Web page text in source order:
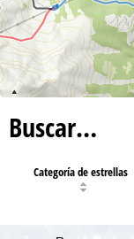
Buscar…
Categoría de estrellas